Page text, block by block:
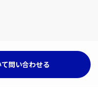
問い合わせる